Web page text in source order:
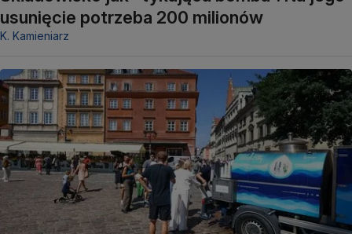
usunięcie potrzeba 200 milionów
K. Kamieniarz